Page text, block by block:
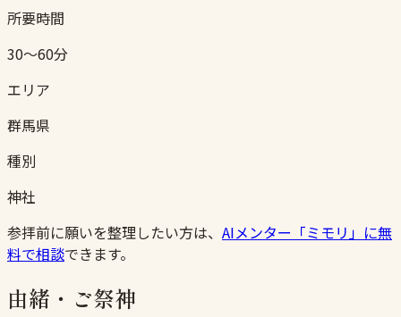
所要時間
30〜60分
エリア
群馬県
種別
神社
参拝前に願いを整理したい方は、 AIメンター「ミモリ」に無
料で相談できます。
由緒・ご祭神